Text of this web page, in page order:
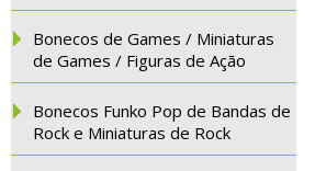
Bonecos de Games / Miniaturas
de Games / Figuras de Ação
Bonecos Funko Pop de Bandas de
Rock e Miniaturas de Rock